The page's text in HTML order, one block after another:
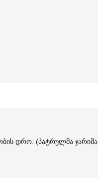
დრო. (პატრულმა ჯარიმა